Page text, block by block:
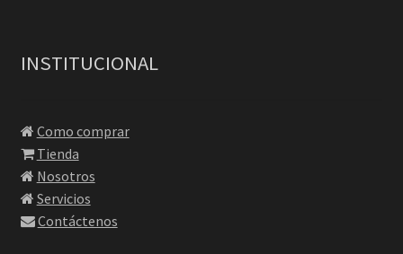
INSTITUCIONAL
Como comprar
Tienda
Nosotros
Servicios
Contáctenos